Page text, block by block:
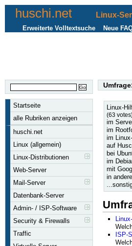
huschi.net Linux-
Neue
Erweiterte Volltextsuche
Startseite
alle Rubriken anzeigen
huschi.net
Linux (allgemein)
Linux-Distributionen
Web-Server
Mail-Server
Datenbank-Server
Admin- / ISP-Software
Security & Firewalls
Traffic
Linux-
(63
im
im
im
auf
bei
im
mit
in
ISP-